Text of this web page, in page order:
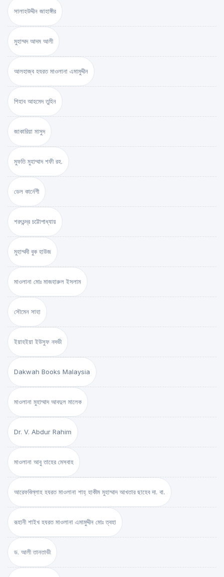
সালাহউদ্দীন জাহাঙ্গীর
মুহাম্মদ আদম আলী
আলহাজ্ব হযরত মাওলানা এমামুদ্দীন
শিহাব আহমেদ তুহিন
জাকারিয়া মাসুদ
মুফতি মুহাম্মাদ শফী রহ.
ডেল কার্নেগী
শরৎচন্দ্র চট্টোপাধ্যায়
মুহাম্মদী বুক হাউজ
মাওলানা মোঃ মাজহারুল ইসলাম
সৌমেন সাহা
ইয়াহইয়া ইউসুফ নদভী
Dakwah Books Malaysia
মাওলানা মুহাম্মাদ আবদুল মালেক
Dr. V. Abdur Rahim
মাওলানা আবু তাহের মেসবাহ
আরেফবিল্লাহ হযরত মাওলানা শাহ্ হাকীম মুহাম্মাদ আখতার ছাহেব দা. বা.
রূহানী শাইখ হযরত মাওলানা এমামুদ্দীন মোঃ ত্বহা
ড. আলী তানতাভী